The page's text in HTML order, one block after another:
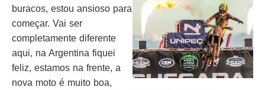
buracos, estou ansioso para
começar. Vai ser
completamente diferente
aqui, na Argentina fiquei
feliz, estamos na frente, a
nova moto é muito boa,